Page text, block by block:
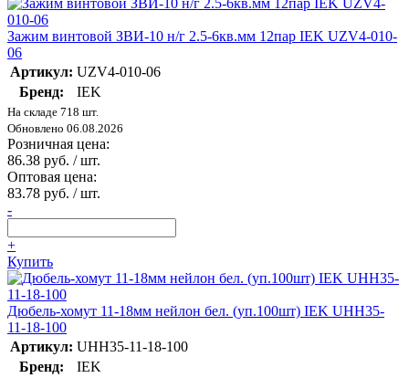
Зажим винтовой ЗВИ-10 н/г 2.5-6кв.мм 12пар IEK UZV4-010-
06
Артикул: UZV4-010-06
Бренд:
IEK
На складе 718 шт.
Обновлено 06.08.2026
Розничная цена:
86.38 руб. / шт.
Оптовая цена:
83.78 руб. / шт.
-
+
Купить
Дюбель-хомут 11-18мм нейлон бел. (уп.100шт) IEK UHH35-
11-18-100
Артикул: UHH35-11-18-100
Бренд:
IEK